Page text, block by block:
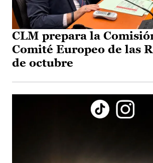
CLM prepara la
Comité Europeo de las
de octubre